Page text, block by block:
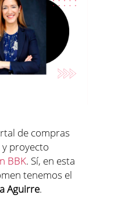
de compras
proyecto
BBK. Sí, en esta
tenemos el
Aguirre.